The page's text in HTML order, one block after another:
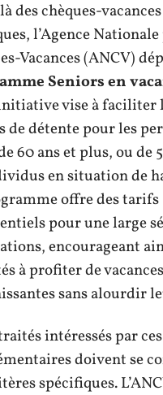
des chèques-vacances
l’Agence
Vacances (ANCV)
Seniors en
vise à faciliter
de détente pour les
60 ans et plus, ou de
en situation de
offre des tarifs
pour une large
encourageant
à profiter de vacances
sans alourdir
intéressés par
doivent se
spécifiques.